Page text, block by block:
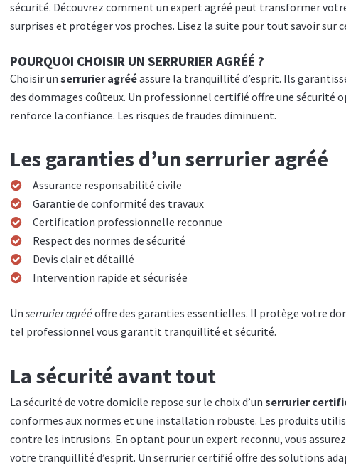
sécurité. Découvrez comment un expert agréé peut transformer
surprises et protéger vos proches. Lisez la suite pour tout savoir sur
POURQUOI CHOISIR UN SERRURIER AGRÉÉ ?
Choisir un serrurier agrééassure la tranquillité d’esprit. Ils
des dommages coûteux. Un professionnel certifié offre une
renforce la confiance. Les risques de fraudes diminuent.
Les garanties d’un serrurier agréé
Assurance responsabilité civile
Garantie de conformité des travaux
Certification professionnelle reconnue
Respect des normes de sécurité
Devis clair et détaillé
Intervention rapide et sécurisée
Un serrurier agrééoffre des garanties essentielles. Il protège votre
tel professionnel vous garantit tranquillité et sécurité.
La sécurité avant tout
La sécurité de votre domicile repose sur le choix d’un serrurier
conformes aux normes et une installation robuste. Les produits
contre les intrusions. En optant pour un expert reconnu, vous
votre tranquillité d’esprit. Un serrurier certifié offre des solutions